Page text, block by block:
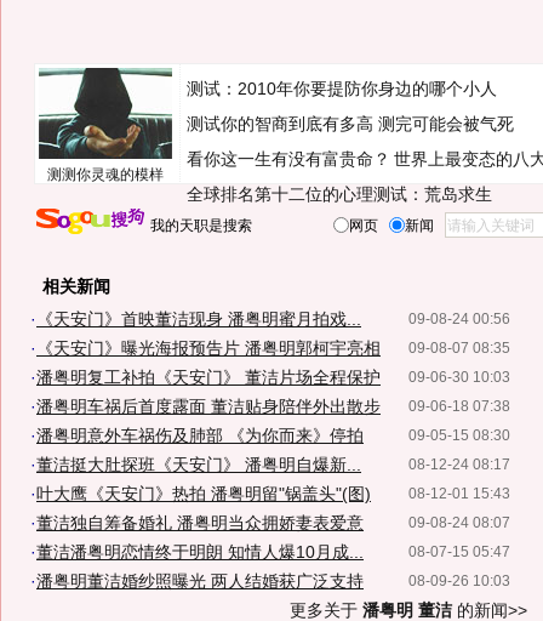
测测你灵魂的模样
测试：2010年你要提防你身边的哪个小人
测试你的智商到底有多高 测完可能会被气死
看你这一生有没有富贵命？ 世界上最变态的八
全球排名第十二位的心理测试：荒岛求生
我的天职是搜索 网页 新闻
相关新闻
09-08-24 00:56
· 《天安门》首映董洁现身 潘粤明蜜月拍戏...
09-08-07 08:35
· 《天安门》曝光海报预告片 潘粤明郭柯宇亮相
09-06-30 10:03
·潘粤明复工补拍《天安门》 董洁片场全程保护
09-06-18 07:38
·潘粤明车祸后首度露面 董洁贴身陪伴外出散步
09-05-15 08:30
·潘粤明意外车祸伤及肺部 《为你而来》停拍
08-12-24 08:17
·董洁挺大肚探班《天安门》 潘粤明自爆新...
08-12-01 15:43
·叶大鹰《天安门》热拍 潘粤明留"锅盖头"(图)
09-08-24 08:07
·董洁独自筹备婚礼 潘粤明当众拥娇妻表爱意
08-07-15 05:47
·董洁潘粤明恋情终于明朗 知情人爆10月成...
08-09-26 10:03
·潘粤明董洁婚纱照曝光 两人结婚获广泛支持
更多关于 潘粤明 董洁的新闻>>